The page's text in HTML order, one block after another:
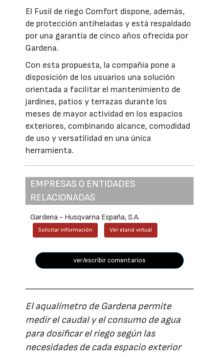
El Fusil de riego Comfort dispone, además,
de protección antiheladas y está respaldado
por una garantía de cinco años ofrecida por
Gardena.
Con esta propuesta, la compañía pone a
disposición de los usuarios una solución
orientada a facilitar el mantenimiento de
jardines, patios y terrazas durante los
meses de mayor actividad en los espacios
exteriores, combinando alcance, comodidad
de uso y versatilidad en una única
herramienta.
EMPRESAS O ENTIDADES
RELACIONADAS
Gardena - Husqvarna España, S.A.
Solicitar información Ver stand virtual
ver/escribir comentarios
El aqualímetro de Gardena permite
medir el caudal y el consumo de agua
para dosificar el riego según las
necesidades de cada espacio exterior